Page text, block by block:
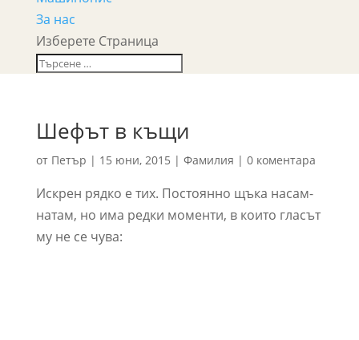
За нас
Изберете Страница
Шефът в къщи
от Петър | 15 юни, 2015 | Фамилия | 0 коментара
Искрен рядко е тих. Постоянно щъка насам-
натам, но има редки моменти, в които гласът
му не се чува: